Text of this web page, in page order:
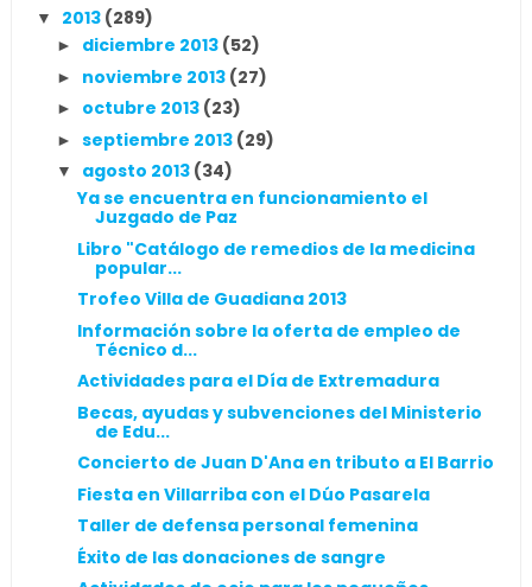
▼ 2013 (289)
► diciembre 2013 (52)
► noviembre 2013 (27)
► octubre 2013 (23)
► septiembre 2013 (29)
▼ agosto 2013 (34)
Ya se encuentra en funcionamiento el
Juzgado de Paz
Libro "Catálogo de remedios de la medicina
popular...
Trofeo Villa de Guadiana 2013
Información sobre la oferta de empleo de
Técnico d...
Actividades para el Día de Extremadura
Becas, ayudas y subvenciones del Ministerio
de Edu...
Concierto de Juan D'Ana en tributo a El Barrio
Fiesta en Villarriba con el Dúo Pasarela
Taller de defensa personal femenina
Éxito de las donaciones de sangre